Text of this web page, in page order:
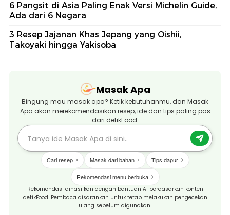
6 Pangsit di Asia Paling Enak Versi Michelin Guide,
Ada dari 6 Negara
3 Resep Jajanan Khas Jepang yang Oishii,
Takoyaki hingga Yakisoba
Masak Apa
Bingung mau masak apa? Ketik kebutuhanmu, dan Masak
Apa akan merekomendasikan resep, ide dan tips paling pas
dari detikFood.
Cari resep Masak dari bahan Tips dapur
Rekomendasi menu berbuka
Rekomendasi dihasilkan dengan bantuan AI berdasarkan konten
detikFood. Pembaca disarankan untuk tetap melakukan pengecekan
ulang sebelum digunakan.